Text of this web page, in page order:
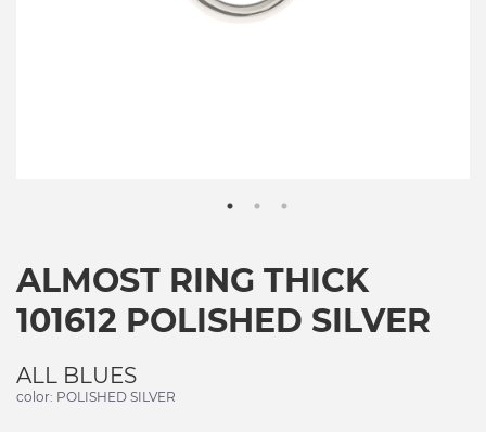
ALMOST RING THICK
101612 POLISHED SILVER
ALL BLUES
color: POLISHED SILVER